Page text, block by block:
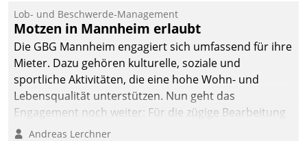
Ressort Kapitalanlage für
künftige Aufgaben und
Herausforderungen
gerüstet.
Lob- und Beschwerde-Management
Motzen in Mannheim erlaubt
Die GBG Mannheim engagiert sich umfassend für ihre
Mieter. Dazu gehören kulturelle, soziale und
sportliche Aktivitäten, die eine hohe Wohn- und
Lebensqualität unterstützen. Nun geht das
Engagement noch weiter: Für die zügige Bearbeitung
von Beschwerden – oder Lob – richtet das
Andreas Lerchner